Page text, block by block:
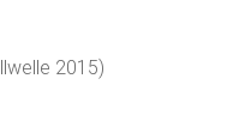
2015)